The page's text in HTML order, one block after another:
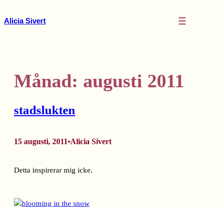
till
Alicia Sivert
Månad: augusti 2011
stadslukten
15 augusti, 2011•Alicia Sivert
Detta inspirerar mig icke.